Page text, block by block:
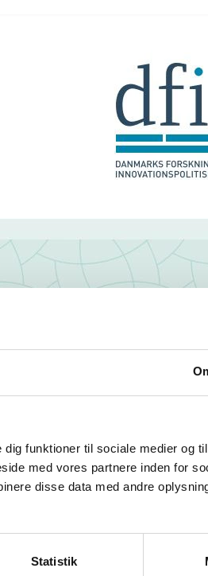
funktioner til sociale medier og
med vores partnere inden for
disse data med andre
Statistik